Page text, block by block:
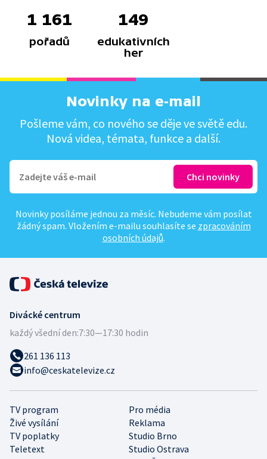
1 161
pořadů
149
edukativních
her
Novinky na e-mail
Pošleme vám, co nového se děje ve světě edu.
Nová videa, témata, funkce a další.
Novinky posíláme jednou za měsíc. Nebudeme vám posílat
žádný spam. Vložením e-mailu souhlasíte se zpracováním
osobních údajů.